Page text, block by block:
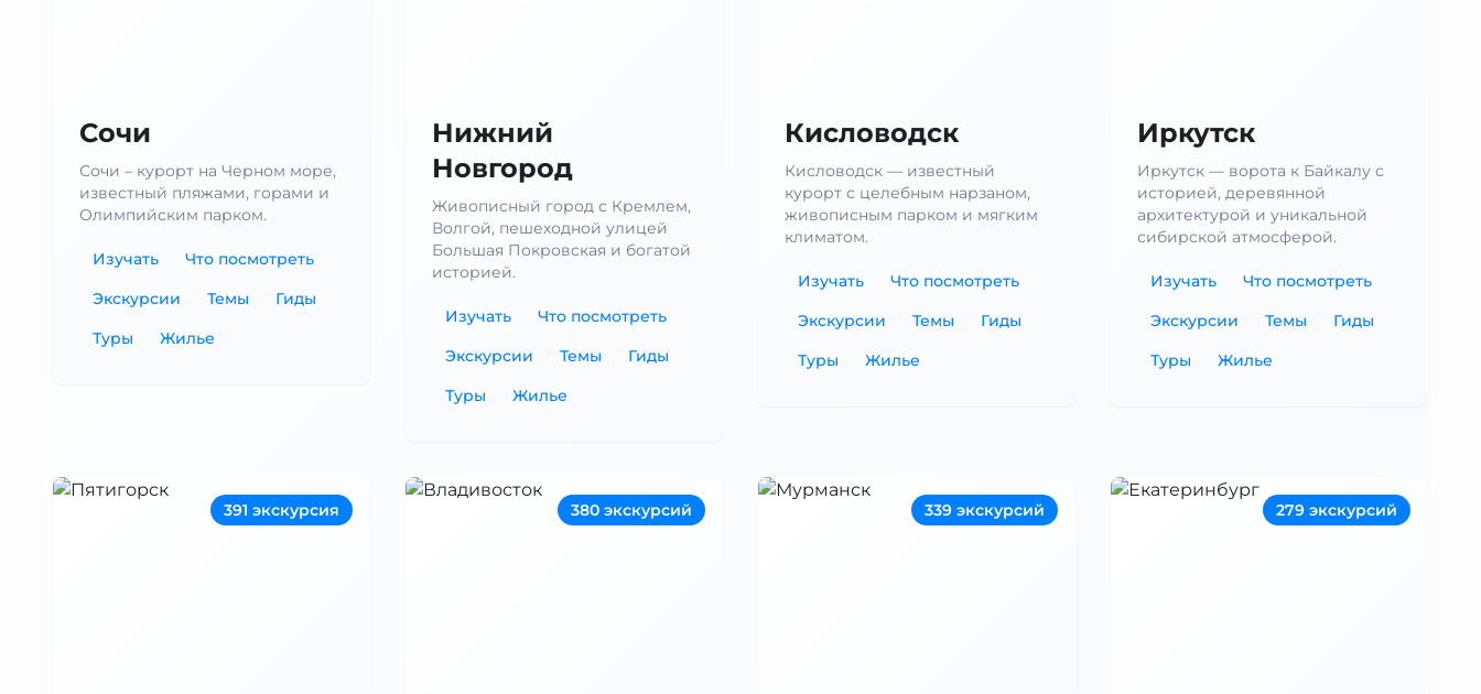
Сочи
Сочи – курорт на Черном море,
известный пляжами, горами и
Олимпийским парком.
Изучать
Что посмотреть
Экскурсии
Темы
Гиды
Туры
Жилье
Нижний
Новгород
Живописный город с Кремлем,
Волгой, пешеходной улицей
Большая Покровская и богатой
историей.
Изучать
Что посмотреть
Экскурсии
Темы
Гиды
Туры
Жилье
Кисловодск
Кисловодск — известный
курорт с целебным нарзаном,
живописным парком и мягким
климатом.
Изучать
Что посмотреть
Экскурсии
Темы
Гиды
Туры
Жилье
Иркутск
Иркутск — ворота к Байкалу с
историей, деревянной
архитектурой и уникальной
сибирской атмосферой.
Изучать
Что посмотреть
Экскурсии
Темы
Гиды
Туры
Жилье
391 экскурсия 380 экскурсий 339 экскурсий 279 экскурсий